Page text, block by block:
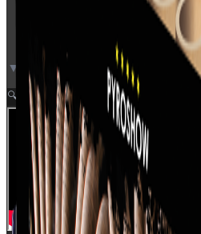
▼ Video neden for
🔍 Zoom